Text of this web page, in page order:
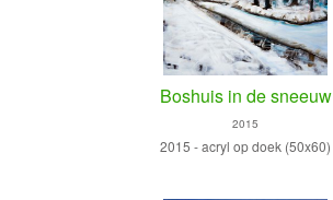
Boshuis in de sneeuw
2015
2015 - acryl op doek (50x60)